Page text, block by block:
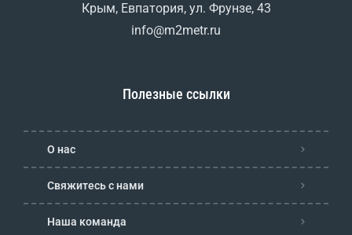
Крым, Евпатория, ул. Фрунзе, 43
info@m2metr.ru
Полезные ссылки
О нас
Свяжитесь с нами
Наша команда